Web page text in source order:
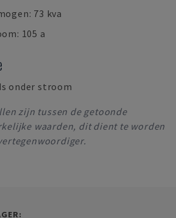
73 kva
105 a
onder stroom
zijn tussen de getoonde
waarden, dit dient te worden